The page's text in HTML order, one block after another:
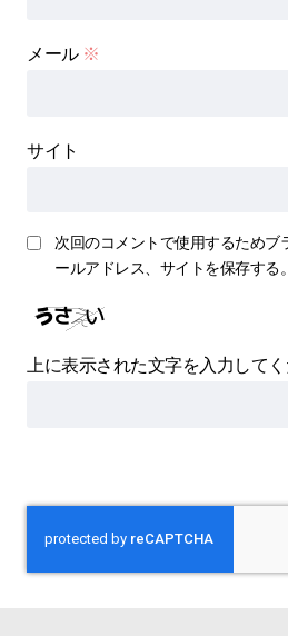
メール ※
サイト
次回のコメントで使用するためブ
ールアドレス、サイトを保存する。
上に表示された文字を入力してく